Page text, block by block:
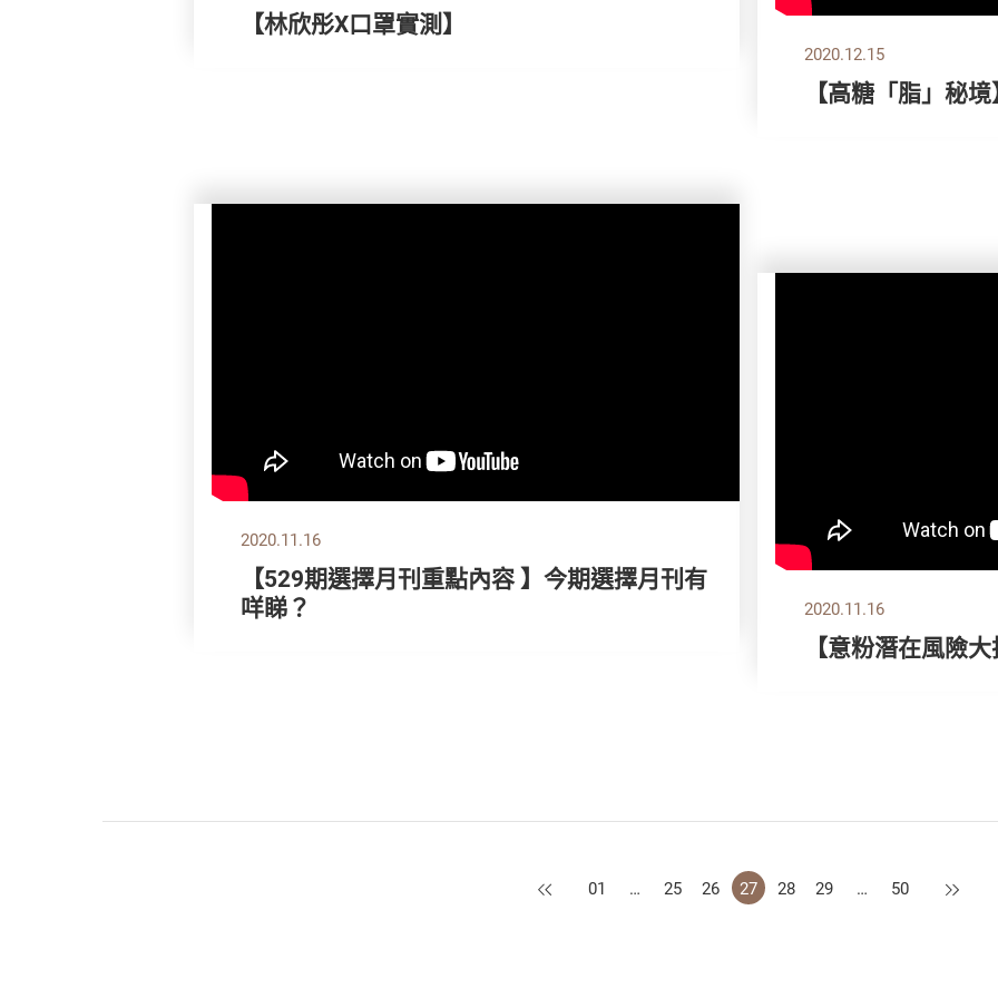
【林欣彤X口罩實測】
2020.12.15
【高糖「脂」秘
2020.11.16
【529期選擇月刊重點內容 】今期選擇月刊有
咩睇？
2020.11.16
【意粉潛在風險
上一頁
01 … 25 26 27 28 29 … 50 下一頁